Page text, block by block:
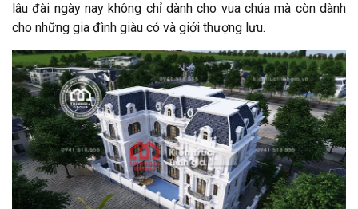
lâu đài ngày nay không chỉ dành cho vua chúa mà còn dành
cho những gia đình giàu có và giới thượng lưu.